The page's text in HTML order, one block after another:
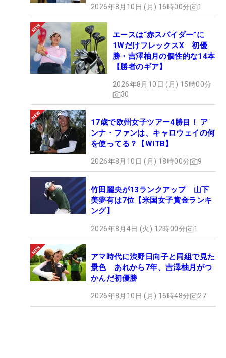
出の方が多い。でも、自分にとっては何一つ無駄な
時間はなかったなと思っていて、そんなギリギリの
戦いで、周りの方に支えられているということをよ
り強く実感できました。みなさんの力が支えになっ
てプレーできるので、私は幸せ。本当にそこに尽き
ます」
■LPGAツアー昇格と日本のプロテ
スト合格を目指す
2026年8月10日 (月) 16時00分 1
エースは“赤スパイダー”に
1WだけフレックスX 初優
勝・吉澤柚月の個性的な14本
【勝者のギア】
2026年8月10日 (月) 15時00分
30
17歳で欧州女子ツアー4勝目！ ア
ンナ・ファンは、キャロウェイの何
を使ってる？【WITB】
2026年8月10日 (月) 18時00分 9
竹田麗央が13ランクアップ 山下
美夢有は7位【米国女子賞金ランキ
ング】
2026年8月4日 (火) 12時00分 1
アマ時代に渋野日向子と同組で見た
景色 あれから7年、吉澤柚月がつ
かんだ初優勝
2026年8月10日 (月) 16時48分 27